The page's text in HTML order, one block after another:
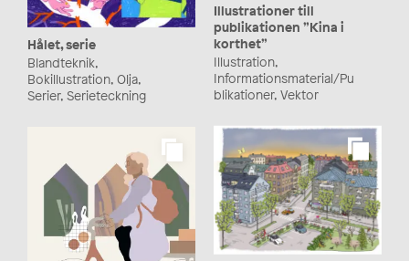
Hålet, serie
Blandteknik,
Bokillustration, Olja,
Serier, Serieteckning
Illustrationer till
publikationen ”Kina i
korthet”
Illustration,
Informationsmaterial/Pu
blikationer, Vektor